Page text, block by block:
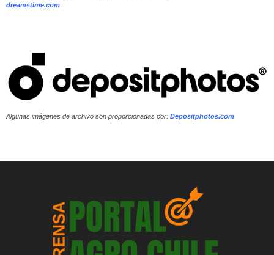
dreamstime.com
Algunas imágenes de archivo son proporcionadas por: Depositphotos.com